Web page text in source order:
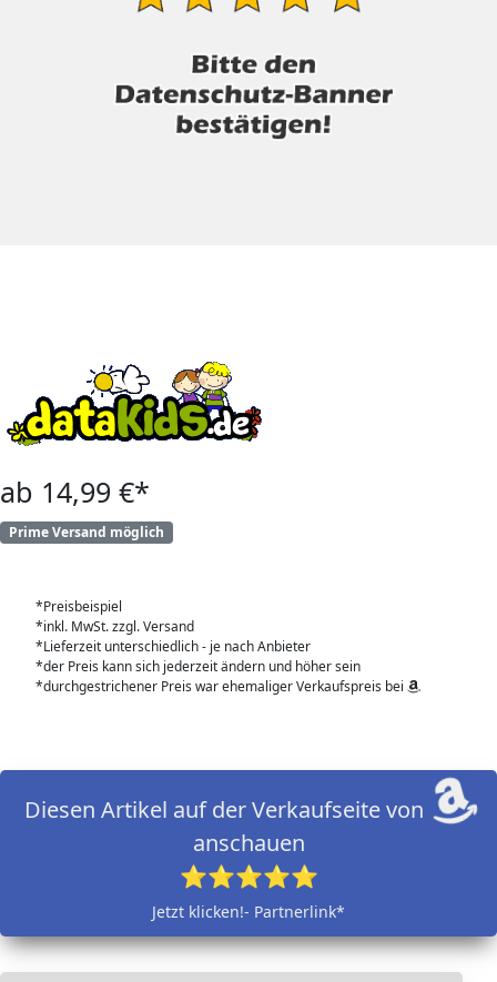
ab 14,99 €*
Prime Versand möglich
*Preisbeispiel
*inkl. MwSt. zzgl. Versand
*Lieferzeit unterschiedlich - je nach Anbieter
*der Preis kann sich jederzeit ändern und höher sein
*durchgestrichener Preis war ehemaliger Verkaufspreis bei
Diesen Artikel auf der Verkaufseite von
anschauen
⭐⭐⭐⭐⭐
Jetzt klicken!- Partnerlink*